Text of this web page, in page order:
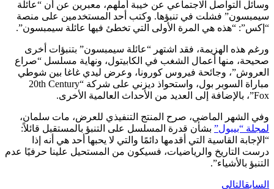
وسائل التواصل الاجتماعي عن خيبة أملهم، معبرين عن أن “عائلة
سيمبسون” فشلت في تنبؤها. وكتب أحد المستخدمين على منصة
“إكس”: “هذه هي المرة الأولى التي تخطئ فيها عائلة سيمبسون”.
ورغم هذه الهزيمة، فقد اشتهر “عائلة سيمبسون” بتنبؤات أخرى
صحيحة، منها أعمال الشغب في الكابيتول، ونهاية مسلسل “صراع
العروش”، وجائحة فيروس كورونا، وعرض ليدي غاغا بين شوطي
مباراة السوبر بول، واستحواذ ديزني على شركة “20th Century
Fox”، بالإضافة إلى العديد من الأحداث العالمية الأخرى.
وفي الشهر الماضي، صرح المنتج التنفيذي للعرض، مات سلمان،
لمجلة “بيبول” بشأن قدرة المسلسل على التنبؤ بالمستقبل قائلاً:
“الإجابة القاسية التي أقدمها دائمًا والتي لا يحبها أحد هي أنه إذا
درست التاريخ والرياضيات، فسيكون من المستحيل علينا حرفيًا عدم
التنبؤ بالأشياء”.
السابقالتالي